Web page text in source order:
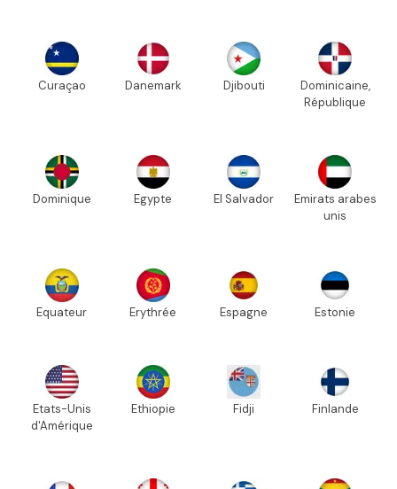
Curaçao Danemark Djibouti
Dominicaine,
République
Dominique Egypte El Salvador
Emirats arabes
unis
Equateur Erythrée Espagne Estonie
Etats-Unis
d'Amérique
Ethiopie Fidji Finlande